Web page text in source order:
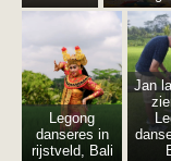
Legong
danseres in
rijstveld, Bali
Jan laat foto's